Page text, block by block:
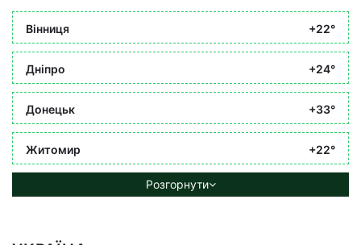
Вінниця +22°
Дніпро +24°
Донецьк +33°
Житомир +22°
Розгорнути